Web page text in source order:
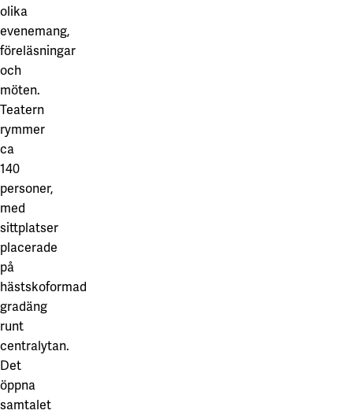
olika
evenemang,
föreläsningar
och
möten.
Teatern
rymmer
ca
140
personer,
med
sittplatser
placerade
på
hästskoformad
gradäng
runt
centralytan.
Det
öppna
samtalet